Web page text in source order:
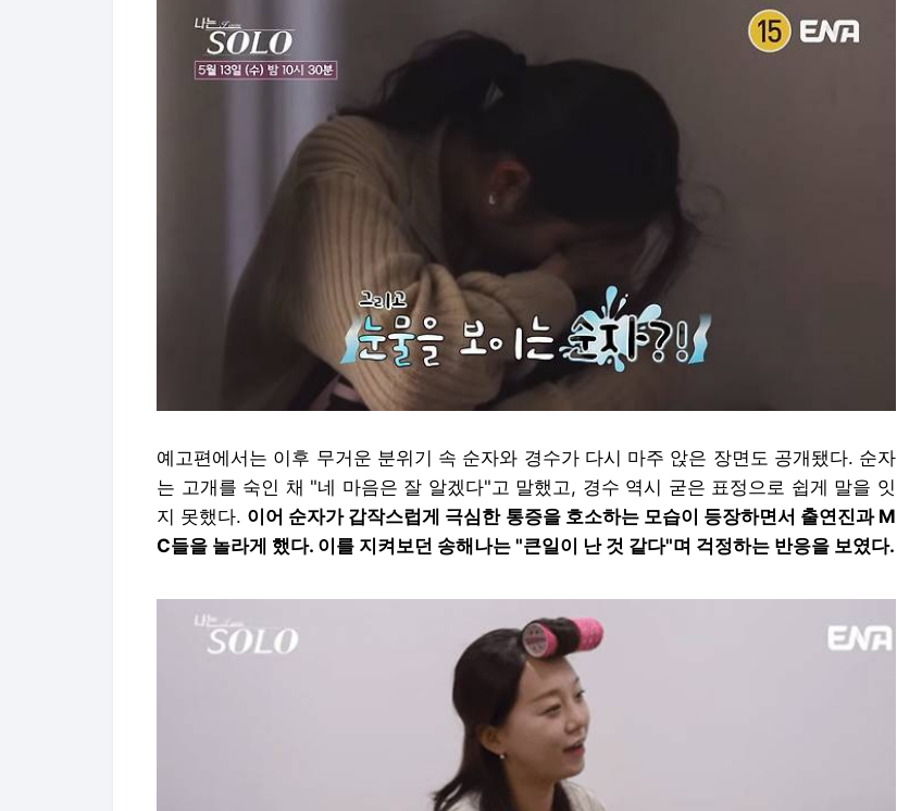
예고편에서는 이후 무거운 분위기 속 순자와 경수가 다시 마주 앉은 장면도 공개됐다. 순자
는 고개를 숙인 채 "네 마음은 잘 알겠다"고 말했고, 경수 역시 굳은 표정으로 쉽게 말을 잇
지 못했다. 이어 순자가 갑작스럽게 극심한 통증을 호소하는 모습이 등장하면서 출연진과 M
C들을 놀라게 했다. 이를 지켜보던 송해나는 "큰일이 난 것 같다"며 걱정하는 반응을 보였다.